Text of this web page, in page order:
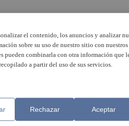
el contenido, los anuncios y analizar
sobre su uso de nuestro sitio con
pueden combinarla con otra información que
a partir del uso de sus servicios.
Rechazar Aceptar